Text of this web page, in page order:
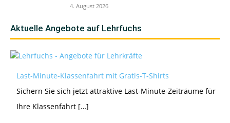
4. August 2026
Aktuelle Angebote auf Lehrfuchs
Last-Minute-Klassenfahrt mit Gratis-T-Shirts
Sichern Sie sich jetzt attraktive Last-Minute-Zeiträume für
Ihre Klassenfahrt […]